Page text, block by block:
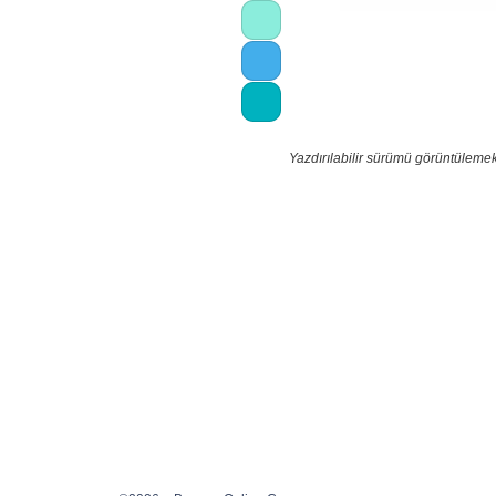
Yazdırılabilir sürümü